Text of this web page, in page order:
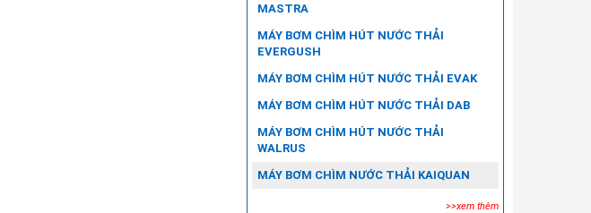
MASTRA
MÁY BƠM CHÌM HÚT NƯỚC THẢI
EVERGUSH
MÁY BƠM CHÌM HÚT NƯỚC THẢI EVAK
MÁY BƠM CHÌM HÚT NƯỚC THẢI DAB
MÁY BƠM CHÌM HÚT NƯỚC THẢI
WALRUS
MÁY BƠM CHÌM NƯỚC THẢI KAIQUAN
>>xem thêm